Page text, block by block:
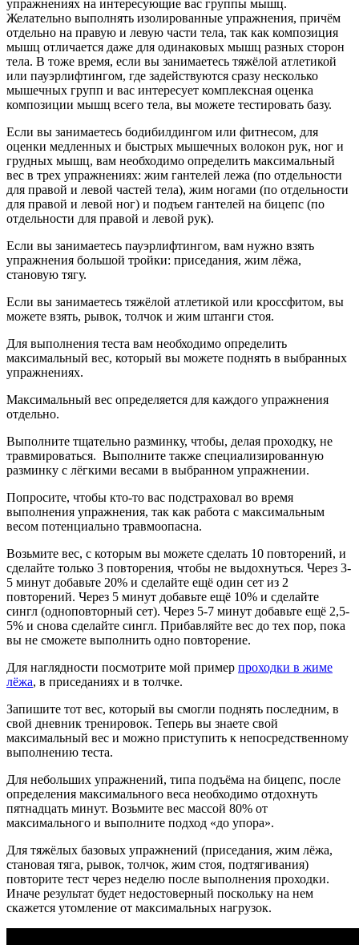
упражнениях на интересующие вас группы мышц.
Желательно выполнять изолированные упражнения, причём
отдельно на правую и левую части тела, так как композиция
мышц отличается даже для одинаковых мышц разных сторон
тела. В тоже время, если вы занимаетесь тяжёлой атлетикой
или пауэрлифтингом, где задействуются сразу несколько
мышечных групп и ваc интересует комплексная оценка
композиции мышц всего тела, вы можете тестировать базу.
Если вы занимаетесь бодибилдингом или фитнесом, для
оценки медленных и быстрых мышечных волокон рук, ног и
грудных мышц, вам необходимо определить максимальный
вес в трех упражнениях: жим гантелей лежа (по отдельности
для правой и левой частей тела), жим ногами (по отдельности
для правой и левой ног) и подъем гантелей на бицепс (по
отдельности для правой и левой рук).
Если вы занимаетесь пауэрлифтингом, вам нужно взять
упражнения большой тройки: приседания, жим лёжа,
становую тягу.
Если вы занимаетесь тяжёлой атлетикой или кроссфитом, вы
можете взять, рывок, толчок и жим штанги стоя.
Для выполнения теста вам необходимо определить
максимальный вес, который вы можете поднять в выбранных
упражнениях.
Максимальный вес определяется для каждого упражнения
отдельно.
Выполните тщательно разминку, чтобы, делая проходку, не
травмироваться. Выполните также специализированную
разминку с лёгкими весами в выбранном упражнении.
Попросите, чтобы кто-то вас подстраховал во время
выполнения упражнения, так как работа с максимальным
весом потенциально травмоопасна.
Возьмите вес, с которым вы можете сделать 10 повторений, и
сделайте только 3 повторения, чтобы не выдохнуться. Через 3-
5 минут добавьте 20% и сделайте ещё один сет из 2
повторений. Через 5 минут добавьте ещё 10% и сделайте
сингл (одноповторный сет). Через 5-7 минут добавьте ещё 2,5-
5% и снова сделайте сингл. Прибавляйте вес до тех пор, пока
вы не сможете выполнить одно повторение.
Для наглядности посмотрите мой пример проходки в жиме
лёжа, в приседаниях и в толчке.
Запишите тот вес, который вы смогли поднять последним, в
свой дневник тренировок. Теперь вы знаете свой
максимальный вес и можно приступить к непосредственному
выполнению теста.
Для небольших упражнений, типа подъёма на бицепс, после
определения максимального веса необходимо отдохнуть
пятнадцать минут. Возьмите вес массой 80% от
максимального и выполните подход «до упора».
Для тяжёлых базовых упражнений (приседания, жим лёжа,
становая тяга, рывок, толчок, жим стоя, подтягивания)
повторите тест через неделю после выполнения проходки.
Иначе результат будет недостоверный поскольку на нем
скажется утомление от максимальных нагрузок.